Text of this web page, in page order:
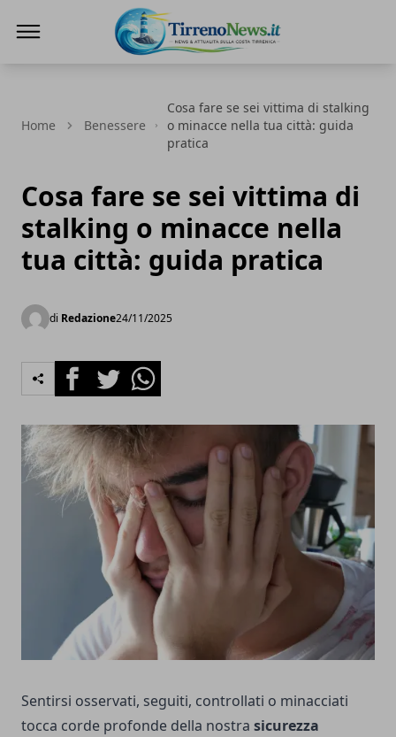
Home Benessere
Cosa fare se sei vittima di stalking
o minacce nella tua città: guida
pratica
Cosa fare se sei vittima di
stalking o minacce nella
tua città: guida pratica
di Redazione24/11/2025
FacebookTwitterWhatsapp
Sentirsi osservati, seguiti, controllati o minacciati
tocca corde profonde della nostra sicurezza